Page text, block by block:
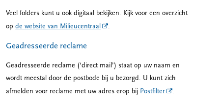
Veel folders kunt u ook digitaal bekijken. Kijk voor een overzicht
opde website van Milieucentraal .
Geadresseerde reclame
Geadresseerde reclame (‘direct mail’) staat op uw naam en
wordt meestal door de postbode bij u bezorgd. U kunt zich
afmelden voor reclame met uw adres erop bij Postfilter .